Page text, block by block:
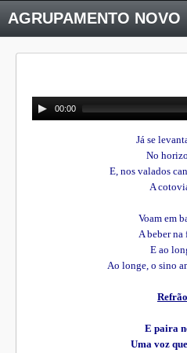
AGRUPAMENTO NOVO
00:00
Já se
No
E, nos valados
A
Voam em
A beber na
E ao
Ao longe, o sino
E paira
Uma voz